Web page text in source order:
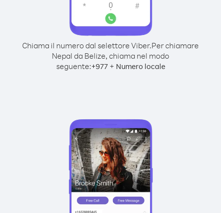
Chiama il numero dal selettore Viber.Per chiamare
Nepal da Belize, chiama nel modo
seguente:+977+ Numero locale